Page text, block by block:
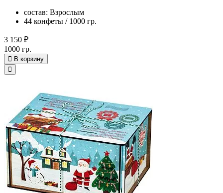
состав: Взрослым
44 конфеты / 1000 гр.
3 150 ₽
1000 гр.
В корзину